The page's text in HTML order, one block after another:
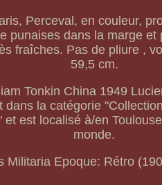
Perceval, en couleur,
punaises dans la marge
fraîches. Pas de pliure ,
59,5 cm.
Tonkin China 1949
la catégorie
est localisé à/en
monde.
Militaria Epoque: Rétro